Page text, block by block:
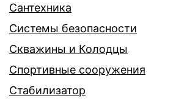
Сантехника
Системы безопасности
Скважины и Колодцы
Спортивные сооружения
Стабилизатор